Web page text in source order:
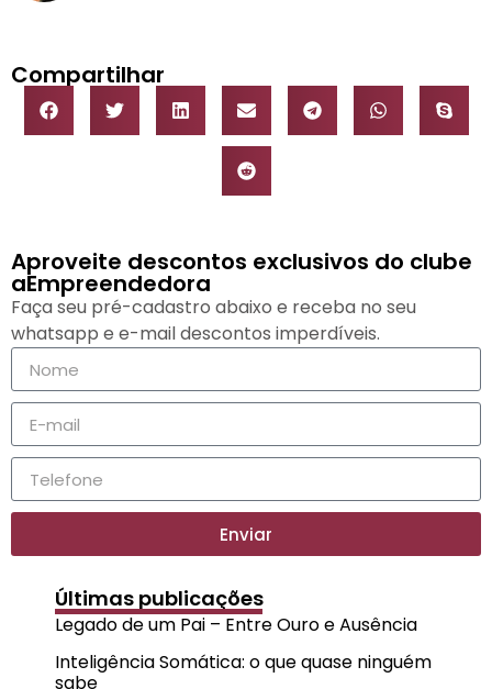
Compartilhar
Aproveite descontos exclusivos do clube
aEmpreendedora
Faça seu pré-cadastro abaixo e receba no seu
whatsapp e e-mail descontos imperdíveis.
Enviar
Últimas publicações
Legado de um Pai – Entre Ouro e Ausência
Inteligência Somática: o que quase ninguém
sabe